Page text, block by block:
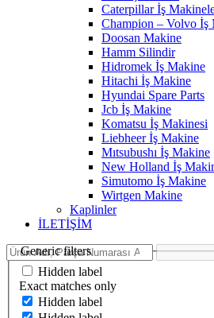
Caterpillar İş
Champion – Volvo İş
Doosan Makine
Hamm Silindir
Hidromek İş Makine
Hitachi İş Makine
Hyundai Spare Parts
Jcb İş Makine
Komatsu İş Makinesi
Liebheer İş Makine
Mıtsubushı İş Makine
New Holland İş
Simutomo İş Makine
Wirtgen Makine
Kaplinler
İLETİŞİM
Generic filters
Hidden label
Exact matches only
Hidden label